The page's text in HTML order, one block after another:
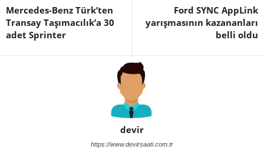
Mercedes-Benz Türk’ten
Transay Taşımacılık’a 30
adet Sprinter
Ford SYNC AppLink
yarışmasının kazananları
belli oldu
devir
https://www.devirsaati.com.tr